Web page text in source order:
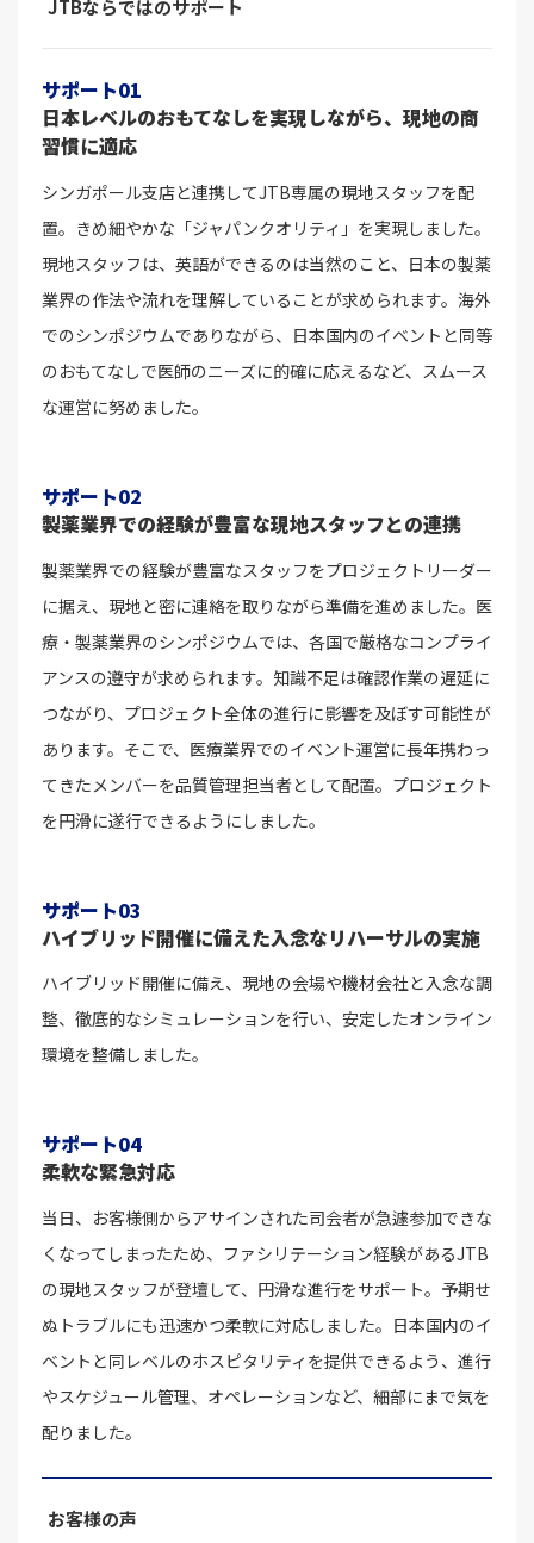
JTBならではのサポート
サポート01
日本レベルのおもてなしを実現しながら、現地の商
習慣に適応
シンガポール支店と連携してJTB専属の現地スタッフを配
置。きめ細やかな「ジャパンクオリティ」を実現しました。
現地スタッフは、英語ができるのは当然のこと、日本の製薬
業界の作法や流れを理解していることが求められます。海外
でのシンポジウムでありながら、日本国内のイベントと同等
のおもてなしで医師のニーズに的確に応えるなど、スムース
な運営に努めました。
サポート02
製薬業界での経験が豊富な現地スタッフとの連携
製薬業界での経験が豊富なスタッフをプロジェクトリーダー
に据え、現地と密に連絡を取りながら準備を進めました。医
療・製薬業界のシンポジウムでは、各国で厳格なコンプライ
アンスの遵守が求められます。知識不足は確認作業の遅延に
つながり、プロジェクト全体の進行に影響を及ぼす可能性が
あります。そこで、医療業界でのイベント運営に長年携わっ
てきたメンバーを品質管理担当者として配置。プロジェクト
を円滑に遂行できるようにしました。
サポート03
ハイブリッド開催に備えた入念なリハーサルの実施
ハイブリッド開催に備え、現地の会場や機材会社と入念な調
整、徹底的なシミュレーションを行い、安定したオンライン
環境を整備しました。
サポート04
柔軟な緊急対応
当日、お客様側からアサインされた司会者が急遽参加できな
くなってしまったため、ファシリテーション経験があるJTB
の現地スタッフが登壇して、円滑な進行をサポート。予期せ
ぬトラブルにも迅速かつ柔軟に対応しました。日本国内のイ
ベントと同レベルのホスピタリティを提供できるよう、進行
やスケジュール管理、オペレーションなど、細部にまで気を
配りました。
お客様の声